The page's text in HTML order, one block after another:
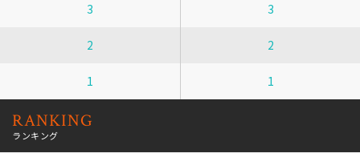
3 3
2 2
1 1
RANKING
ランキング